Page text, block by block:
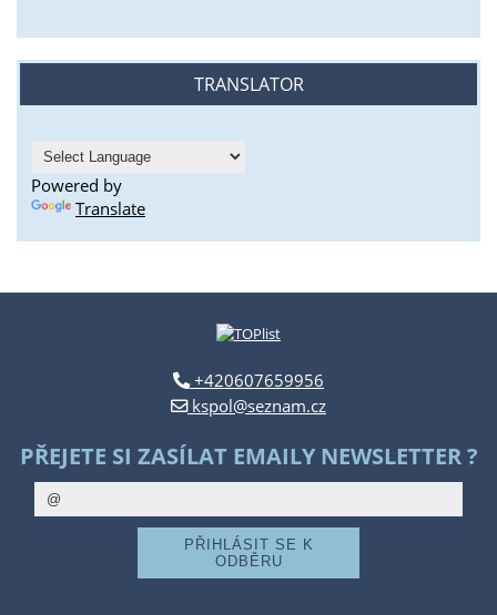
TRANSLATOR
Powered by
Translate
+420607659956
kspol@seznam.cz
PŘEJETE SI ZASÍLAT EMAILY NEWSLETTER ?